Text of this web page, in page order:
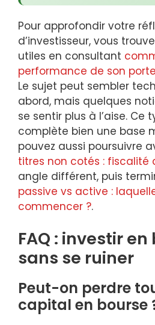
Pour approfondir votre
d’investisseur, vous
utiles en consultant
performance de son
Le sujet peut sembler
abord, mais quelques
se sentir plus à l’aise. Ce
complète bien une base
pouvez aussi poursuivre
titres non cotés : fiscalité
angle différent, puis
passive vs active :
commencer ?.
FAQ : investir
sans se ruiner
Peut-on perdre
capital en bourse